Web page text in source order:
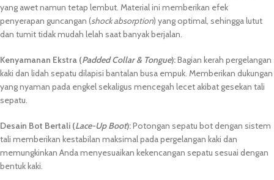
yang awet namun tetap lembut. Material ini memberikan efek
penyerapan guncangan (shock absorption) yang optimal, sehingga lutut
dan tumit tidak mudah lelah saat banyak berjalan.
Kenyamanan Ekstra (Padded Collar & Tongue):Bagian kerah pergelangan
kaki dan lidah sepatu dilapisi bantalan busa empuk. Memberikan dukungan
yang nyaman pada engkel sekaligus mencegah lecet akibat gesekan tali
sepatu.
Desain Bot Bertali (Lace-Up Boot):Potongan sepatu bot dengan sistem
tali memberikan kestabilan maksimal pada pergelangan kaki dan
memungkinkan Anda menyesuaikan kekencangan sepatu sesuai dengan
bentuk kaki.